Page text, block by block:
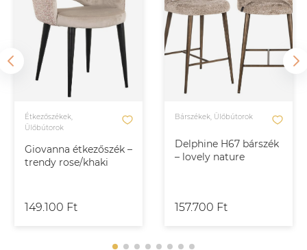
Giovanna étkezőszék –
trendy rose/khaki
Étkezőszékek,
Ülőbútorok
149.100 Ft
Delphine H67 bárszék
– lovely nature
Bárszékek, Ülőbútorok
157.700 Ft